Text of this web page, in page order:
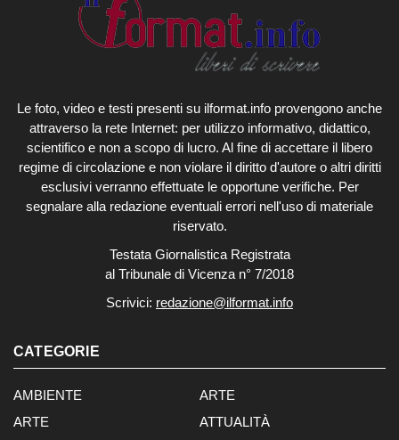
Le foto, video e testi presenti su ilformat.info provengono anche
attraverso la rete Internet: per utilizzo informativo, didattico,
scientifico e non a scopo di lucro. Al fine di accettare il libero
regime di circolazione e non violare il diritto d'autore o altri diritti
esclusivi verranno effettuate le opportune verifiche. Per
segnalare alla redazione eventuali errori nell'uso di materiale
riservato.
Testata Giornalistica Registrata
al Tribunale di Vicenza n° 7/2018
Scrivici: redazione@ilformat.info
CATEGORIE
AMBIENTE
ARTE
ARTE
ATTUALITÀ